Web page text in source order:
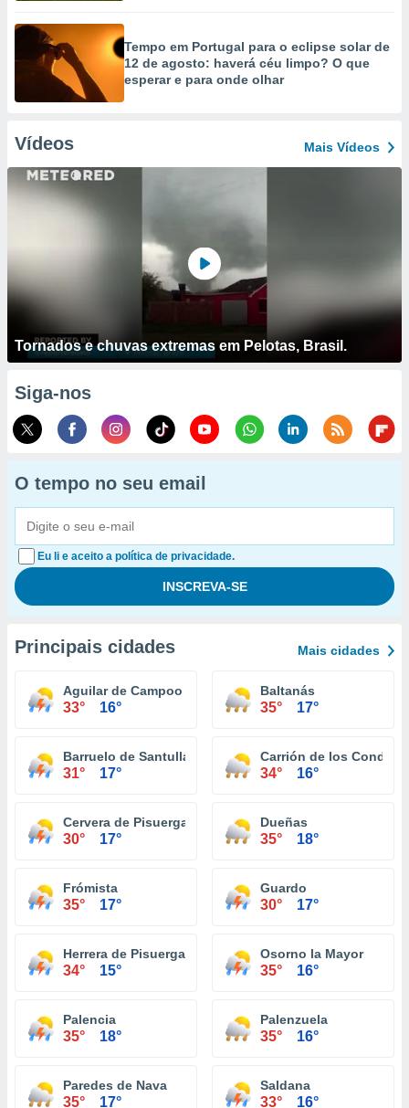
Tempo em Portugal para o eclipse solar de
12 de agosto: haverá céu limpo? O que
esperar e para onde olhar
Vídeos Mais Vídeos
Tornados e chuvas extremas em Pelotas, Brasil.
Siga-nos
O tempo no seu email
Eu li e aceito a política de privacidade.
Principais cidades Mais cidades
Aguilar de Campoo
33° 16°
Baltanás
35° 17°
Barruelo de Santullán
31° 17°
Carrión de los Condes
34° 16°
Cervera de Pisuerga
30° 17°
Dueñas
35° 18°
Frómista
35° 17°
Guardo
30° 17°
Herrera de Pisuerga
34° 15°
Osorno la Mayor
35° 16°
Palencia
35° 18°
Palenzuela
35° 16°
Paredes de Nava
35° 17°
Saldana
33° 16°